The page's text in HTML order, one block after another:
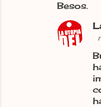
Besos.